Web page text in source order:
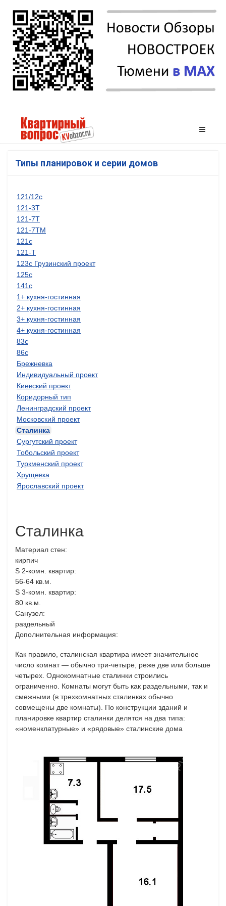
Типы планировок и серии домов
121/12с
121-3Т
121-7Т
121-7ТМ
121с
121-Т
123с Грузинский проект
125с
141с
1+ кухня-гостинная
2+ кухня-гостинная
3+ кухня-гостинная
4+ кухня-гостинная
83с
86с
Брежневка
Индивидуальный проект
Киевский проект
Коридорный тип
Ленинградский проект
Московский проект
Сталинка
Сургутский проект
Тобольский проект
Туркменский проект
Хрущевка
Ярославский проект
Сталинка
Материал стен:
кирпич
S 2-комн. квартир:
56-64 кв.м.
S 3-комн. квартир:
80 кв.м.
Санузел:
раздельный
Дополнительная информация:
Как правило, сталинская квартира имеет значительное
число комнат — обычно три-четыре, реже две или больше
четырех. Однокомнатные сталинки строились
ограниченно. Комнаты могут быть как раздельными, так и
смежными (в трехкомнатных сталинках обычно
совмещены две комнаты). По конструкции зданий и
планировке квартир сталинки делятся на два типа:
«номенклатурные» и «рядовые» сталинские дома